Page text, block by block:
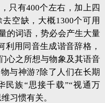
有400个左右，加上四
空缺，大概1300个可用
的词语，势必会产生大量
利用同音生成谐音辞格，
心之所想与物象及其语音
与神游?除了人们在长期
民族“思接千载”“视通万
习惯有关。